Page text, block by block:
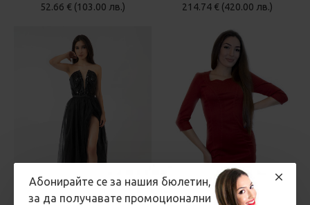
Абонирайте се за нашия бюлетин,
за да получавате промоционални
52.66 € (103.00 лв.) 214.74 € (420.00 лв.)